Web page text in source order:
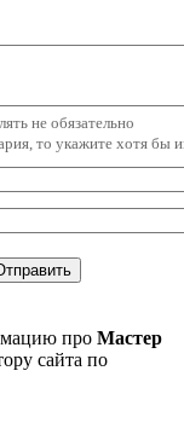
не обязательно
то укажите хотя бы
про Мастер
сайта по